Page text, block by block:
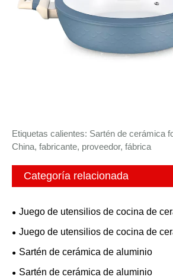
Etiquetas calientes: Sartén de cerámica
China, fabricante, proveedor, fábrica
Categoría relacionada
Juego de utensilios de cocina de
Juego de utensilios de cocina de
Sartén de cerámica de aluminio
Sartén de cerámica de aluminio